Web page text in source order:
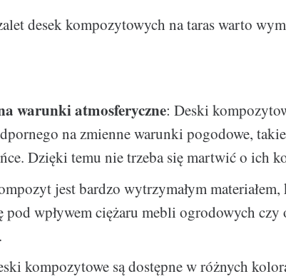
desek kompozytowych na taras warto
warunki atmosferyczne: Deski
na zmienne warunki pogodowe,
Dzięki temu nie trzeba się martwić o ich
jest bardzo wytrzymałym
pod wpływem ciężaru mebli ogrodowych czy
kompozytowe są dostępne w różnych